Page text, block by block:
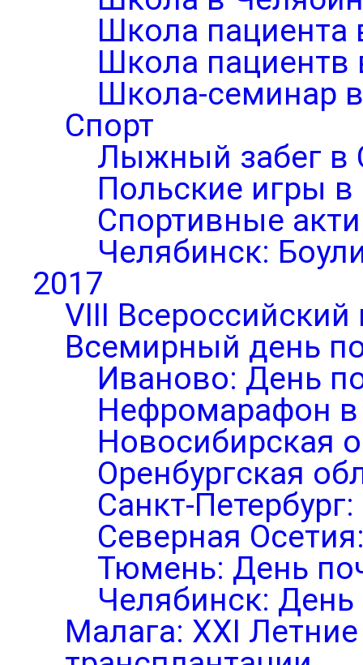
Школа пациента
Школа пациентв
Школа-семинар
Спорт
Лыжный забег в
Польские игры в
Спортивные
Челябинск:
2017
VIII Всероссийский
Всемирный день
Иваново: День
Нефромарафон
Новосибирская
Оренбургская
Санкт-
Северная
Тюмень: День
Челябинск: День
Малага: XXI